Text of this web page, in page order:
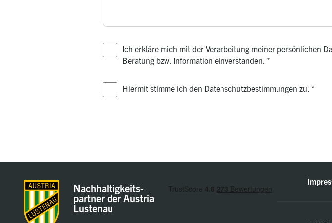
Ich erkläre mich mit der Verarbeitung meiner persönlichen
Beratung bzw. Information einverstanden. *
Hiermit stimme ich den Datenschutzbestimmungen zu. *
Nachhaltigkeits-
partner der Austria
Lustenau